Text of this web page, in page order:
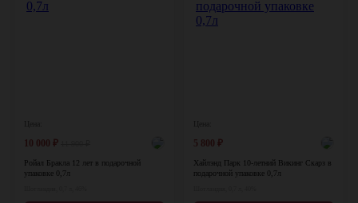
₽
Ройал Бракла 12 лет в подарочной
упаковке 0,7л
5 800 ₽
Хайлэнд Парк 10-летний Викинг Скарз в
подарочной упаковке 0,7л